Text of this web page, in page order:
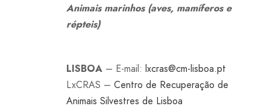
Animais marinhos (aves, mamíferos e
répteis)
LISBOA – E-mail: lxcras@cm-lisboa.pt
LxCRAS – Centro de Recuperação de
Animais Silvestres de Lisboa